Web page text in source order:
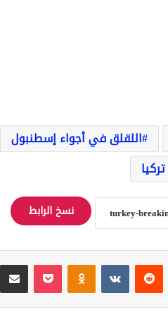
اللقلق في أجواء إسطنبول
نسخ الرابط
Odnoklassniki
‫Pocket